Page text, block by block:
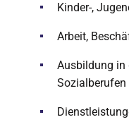
Kinder-,
Arbeit,
Ausbildung in
Sozialberufen